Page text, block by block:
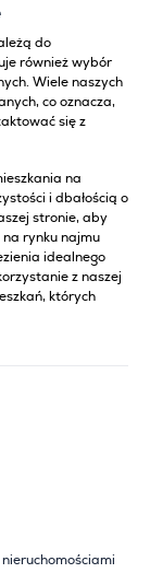
do
również wybór
Wiele naszych
co oznacza,
się z
na
i dbałością o
stronie, aby
rynku najmu
idealnego
z naszej
których